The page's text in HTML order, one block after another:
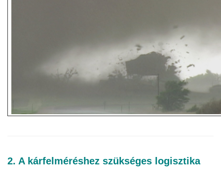
2. A kárfelméréshez szükséges logisztika